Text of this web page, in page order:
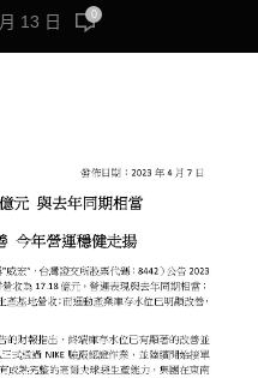
13 日 0